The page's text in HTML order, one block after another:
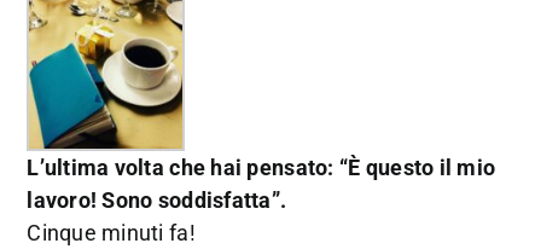
L’ultima volta che hai pensato: “È questo il mio
lavoro! Sono soddisfatta”.
Cinque minuti fa!